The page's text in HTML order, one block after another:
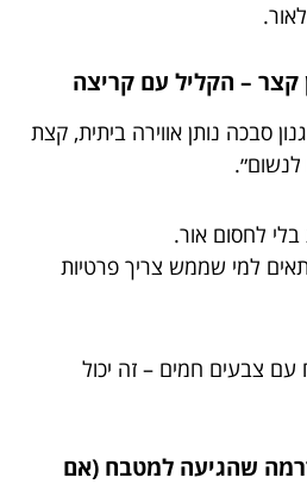
סבכה נותן אווירה ביתית, קצת
בלי לחסום אור.
למי שממש צריך פרטיות
צבעים חמים – זה יכול
שהגיעה למטבח (אם